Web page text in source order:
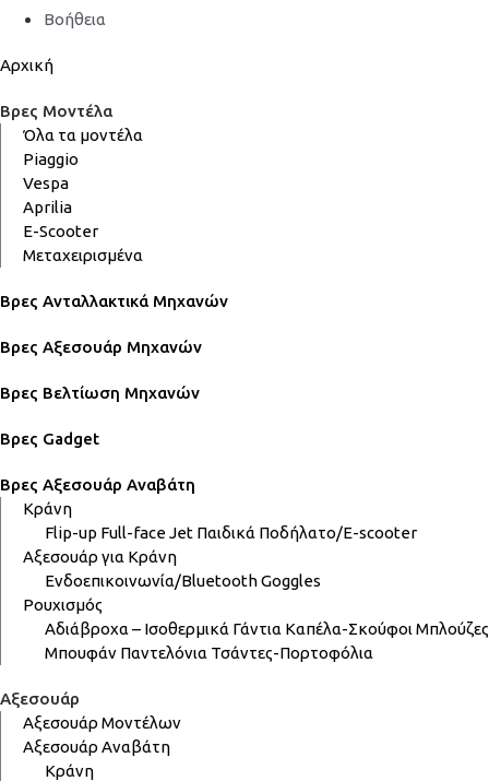
Βοήθεια
Αρχική
Βρες Μοντέλα
Όλα τα μοντέλα
Piaggio
Vespa
Aprilia
E-Scooter
Μεταχειρισμένα
Βρες Ανταλλακτικά Μηχανών
Βρες Αξεσουάρ Μηχανών
Βρες Βελτίωση Μηχανών
Βρες Gadget
Βρες Αξεσουάρ Αναβάτη
Κράνη
Flip-up Full-faceJet Παιδικά Ποδήλατο/E-scooter
Αξεσουάρ για Κράνη
Ενδοεπικοινωνία/BluetoothGoggles
Ρουχισμός
Αδιάβροχα – Ισοθερμικά Γάντια Καπέλα-Σκούφοι Μπλούζες
Μπουφάν Παντελόνια Τσάντες-Πορτοφόλια
Αξεσουάρ
Αξεσουάρ Μοντέλων
Αξεσουάρ Αναβάτη
Κράνη